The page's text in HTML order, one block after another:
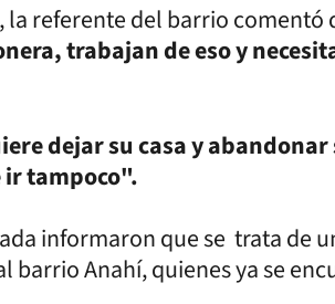
la referente del barrio comentó
trabajan de eso y
dejar su casa y
ir tampoco".
informaron que se trata de
barrio Anahí, quienes ya se